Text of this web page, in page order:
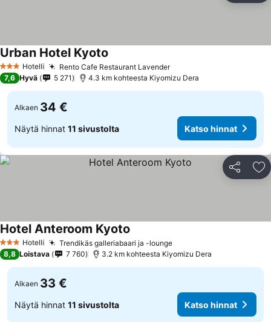
3 Tähtiluokitus
Hotelli Rento Cafe Restaurant LavenderKatso hinnat
Urban Hotel Kyoto
7,6 Hyvä 5 271 4.3 km kohteesta Kiyomizu Dera
Alkaen 34 €
Näytä hinnat 11 sivustolta Katso hinnat
Jaa
3 Tähtiluokitus
Hotelli Trendikäs galleriabaari ja -loungeKatso hinnat
Hotel Anteroom Kyoto
8,8 Loistava 7 760 3.2 km kohteesta Kiyomizu Dera
Alkaen 33 €
Näytä hinnat 11 sivustolta Katso hinnat